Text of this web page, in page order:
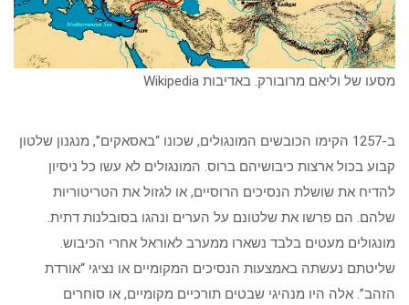
מסעו של וליאם מרובורק. באדיבות Wikipedia
ב-1257 הקימו הכובשים המונגולים, שכונו “באסאקים”, מנגנון שלטון
קבוע בכול ארצות כיבושיהם ברוס. המונגולים לא עשו כל ניסיון
להדיח את שושלת הנסיכים הרוסיים, או לגזול את הטריטוריות
שלהם. הם פרשו את שלטונם על הערים ונהגו בסובלנות דתית.
מונגולים מעטים בלבד נשארו ממערב לאוראל אחרי הכיבוש.
שליטתם נעשתה באמצעות הנסיכים המקומיים או נציגי “אורדת
הזהב”. אלה היו מנהיגי שבטים תורכיים מקומיים, או סוחרים